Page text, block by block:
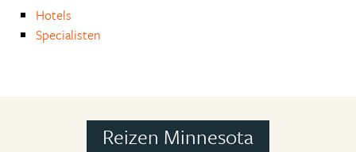
Hotels
Specialisten
Reizen Minnesota